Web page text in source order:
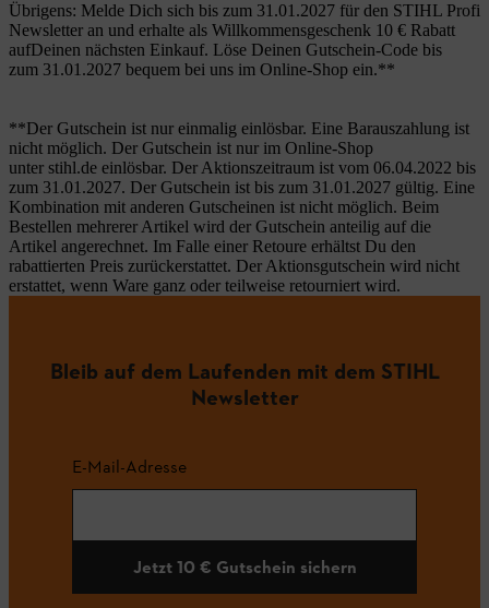
Übrigens: Melde Dich sich bis zum 31.01.2027 für den STIHL Profi
Newsletter an und erhalte als Willkommensgeschenk 10 € Rabatt
aufDeinen nächsten Einkauf. Löse Deinen Gutschein-Code bis
zum 31.01.2027 bequem bei uns im Online-Shop ein.**
**Der Gutschein ist nur einmalig einlösbar. Eine Barauszahlung ist
nicht möglich. Der Gutschein ist nur im Online-Shop
unter stihl.de einlösbar. Der Aktionszeitraum ist vom 06.04.2022 bis
zum 31.01.2027. Der Gutschein ist bis zum 31.01.2027 gültig. Eine
Kombination mit anderen Gutscheinen ist nicht möglich. Beim
Bestellen mehrerer Artikel wird der Gutschein anteilig auf die
Artikel angerechnet. Im Falle einer Retoure erhältst Du den
rabattierten Preis zurückerstattet. Der Aktionsgutschein wird nicht
erstattet, wenn Ware ganz oder teilweise retourniert wird.
Bleib auf dem Laufenden mit dem STIHL
Newsletter
E-Mail-Adresse
Jetzt 10 € Gutschein sichern